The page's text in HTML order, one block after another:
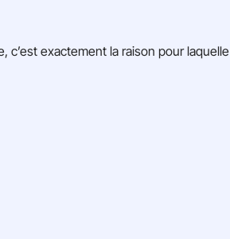
c’est exactement la raison pour laquelle